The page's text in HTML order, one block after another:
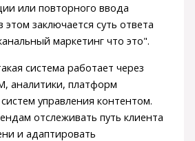
или повторного ввода
заключается суть ответа
маркетинг что это".
система работает через
аналитики, платформ
управления контентом.
отслеживать путь клиента
и адаптировать